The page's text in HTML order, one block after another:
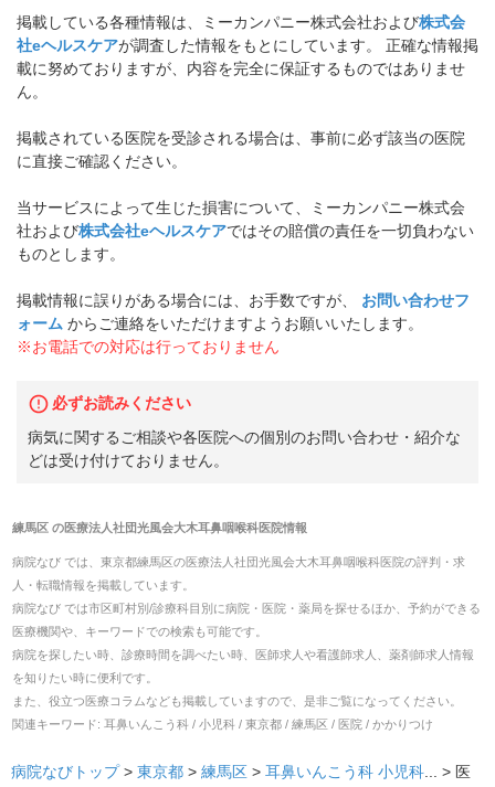
掲載している各種情報は、ミーカンパニー株式会社および株式会
社eヘルスケアが調査した情報をもとにしています。 正確な情報掲
載に努めておりますが、内容を完全に保証するものではありませ
ん。
掲載されている医院を受診される場合は、事前に必ず該当の医院
に直接ご確認ください。
当サービスによって生じた損害について、ミーカンパニー株式会
社および株式会社eヘルスケアではその賠償の責任を一切負わない
ものとします。
掲載情報に誤りがある場合には、お手数ですが、
お問い合わせフ
ォーム からご連絡をいただけますようお願いいたします。
※お電話での対応は行っておりません
必ずお読みください
病気に関するご相談や各医院への個別のお問い合わせ・紹介な
どは受け付けておりません。
練馬区の医療法人社団光風会大木耳鼻咽喉科医院情報
病院なび では、 東京都練馬区の医療法人社団光風会大木耳鼻咽喉科医院の評判・求
人・転職情報を掲載しています。
病院なび では市区町村別/診療科目別に病院・医院・薬局を探せるほか、予約ができる
医療機関や、キーワードでの検索も可能です。
病院を探したい時、診療時間を調べたい時、医師求人や看護師求人、薬剤師求人情報
を知りたい時に便利です。
また、役立つ医療コラムなども掲載していますので、是非ご覧になってください。
関連キーワード: 耳鼻いんこう科 / 小児科 / 東京都 / 練馬区 / 医院 / かかりつけ
病院なびトップ > 東京都 > 練馬区 > 耳鼻いんこう科 小児科... > 医